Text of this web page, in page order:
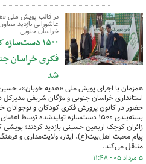
در قالب پویش ملی
عاشورایی بازدید
خراسان جنوبی
۱۵۰۰
فکری خراسان
شد
همزمان با اجرای پویش ملی «هدیه خوبان»،
استانداری خراسان جنوبی و مژگان شریفی مدیرکل
حضور در کانون پرورش فکری کودکان و نوجوانان
بسته‌بندی ۱۵۰۰ دست‌سازه تولیدشده
زائران کوچک اربعین حسینی بازدید کردند؛ پویشی
پیام محبت اهل‌بیت(ع)، ایثار، ولایت‌مداری و
منتقل می‌کند.
۵ مرداد ۰۵ - ۱۱:۴۸